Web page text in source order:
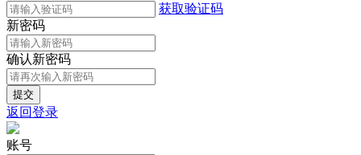
获取验证码
新密码
确认新密码
返回登录
账号